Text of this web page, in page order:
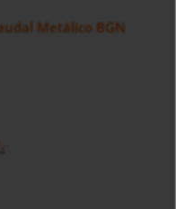
Metálico BGN